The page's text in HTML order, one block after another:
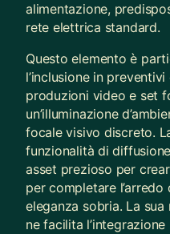
alimentazione,
rete elettrica standard.
Questo elemento è
l’inclusione in
produzioni video e set
un’illuminazione
focale visivo discreto.
funzionalità di
asset prezioso per
per completare
eleganza sobria. La
ne facilita